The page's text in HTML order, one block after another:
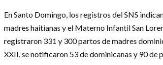
En Santo Domingo, los registros del SNS
madres haitianas y el Materno Infantil San
registraron 331 y 300 partos de madres
XXII, se notificaron 53 de dominicanas y 90 de